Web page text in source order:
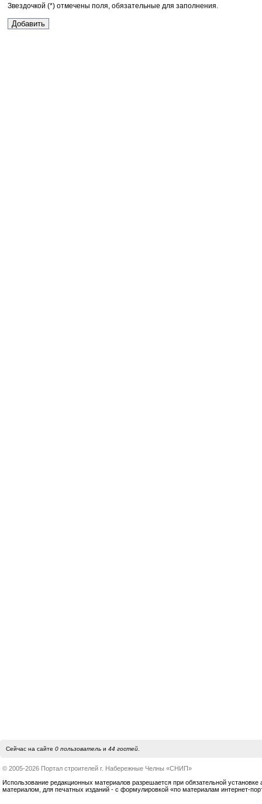
Звездочкой (*) отмечены поля, обязательные для заполнения.
Сейчас на сайте 0 пользовательи 44 гостей.
© 2005-2026 Портал строителей г. Набережные Челны «СНИП»
Использование редакционных материалов разрешается при обязательной установке
материалом, для печатных изданий - с формулировкой «по материалам интернет-